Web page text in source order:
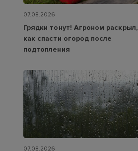
07.08.2026
Грядки тонут! Агроном раскрыл,
как спасти огород после
подтопления
07.08.2026